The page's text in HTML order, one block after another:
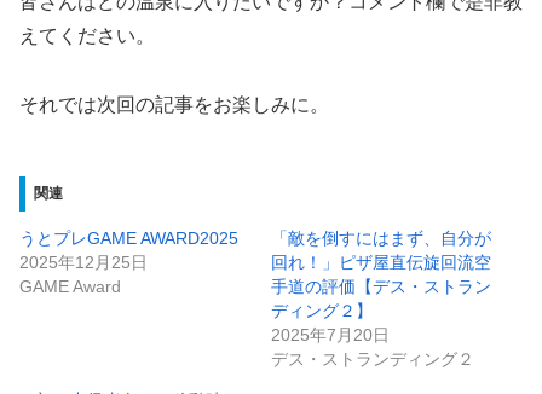
えてください。
それでは次回の記事をお楽しみに。
関連
うとプレGAME AWARD2025
2025年12月25日
GAME Award
「敵を倒すにはまず、自分が
回れ！」ピザ屋直伝旋回流空
手道の評価【デス・ストラン
ディング２】
2025年7月20日
デス・ストランディング２